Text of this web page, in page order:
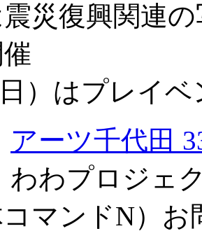
災復興関連
）はプレイベ
アーツ千代田
わプロジェ
マンドN）